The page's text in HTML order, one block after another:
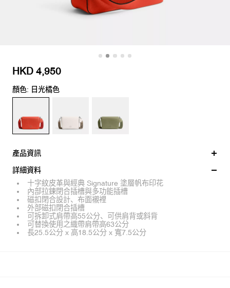
HKD 4,950
顏色: 日光橘色
產品資訊
詳細資料
十字紋皮革與經典 Signature 塗層帆布印花
內部拉鍊閉合插槽與多功能插槽
磁扣閉合設計、布面襯裡
外部磁扣閉合插槽
可拆卸式肩帶高55公分、可供肩背或斜背
可替換使用之織帶肩帶高63公分
長25.5公分 x 高18.5公分 x 寬7.5公分